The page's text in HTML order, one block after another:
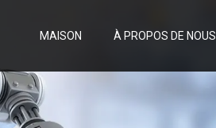
MAISON À PROPOS DE NOUS